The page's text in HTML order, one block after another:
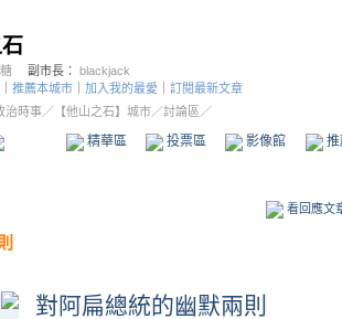
副市長： blackjack
推薦本城市 加入我的最愛
訂閱最新文章
治時事／ 【他山之石】城市／討論區／
精華區 投票區 影像館
看回應文
對阿扁總統的幽默兩則